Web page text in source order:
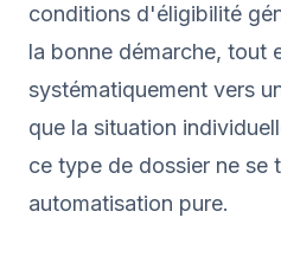
conditions d'éligibilité
la bonne démarche, tout
systématiquement vers
que la situation
ce type de dossier ne se
automatisation pure.